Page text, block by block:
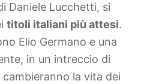
Daniele Lucchetti, si
titoli italiani più attesi.
Elio Germano e una
in un intreccio di
cambieranno la vita dei